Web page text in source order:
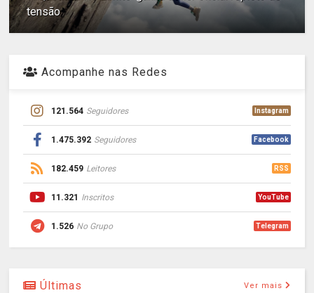
tensão
Acompanhe nas Redes
121.564 Seguidores Instagram
1.475.392 Seguidores Facebook
182.459 Leitores RSS
11.321 Inscritos YouTube
1.526 No Grupo Telegram
Últimas Ver mais